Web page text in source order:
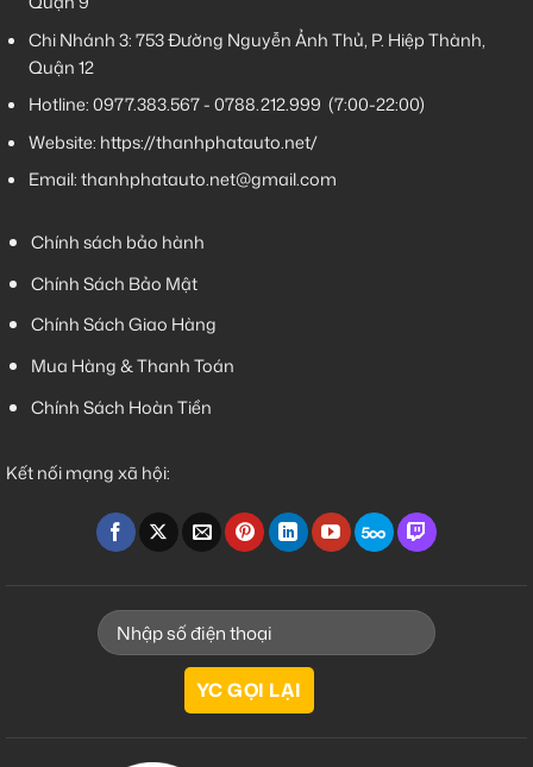
Chi Nhánh 3:753 Đường Nguyễn Ảnh Thủ, P. Hiệp Thành,
Quận 12
Hotline:0977.383.567-0788.212.999 (7:00-22:00)
Website: https://thanhphatauto.net/
Email:thanhphatauto.net@gmail.com
Chính sách bảo hành
Chính Sách Bảo Mật
Chính Sách Giao Hàng
Mua Hàng & Thanh Toán
Chính Sách Hoàn Tiền
Kết nối mạng xã hội: